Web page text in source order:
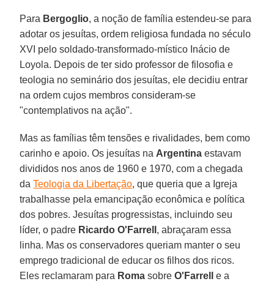
Para Bergoglio, a noção de família estendeu-se para
adotar os jesuítas, ordem religiosa fundada no século
XVI pelo soldado-transformado-místico Inácio de
Loyola. Depois de ter sido professor de filosofia e
teologia no seminário dos jesuítas, ele decidiu entrar
na ordem cujos membros consideram-se
"contemplativos na ação".
Mas as famílias têm tensões e rivalidades, bem como
carinho e apoio. Os jesuítas na Argentina estavam
divididos nos anos de 1960 e 1970, com a chegada
daTeologia da Libertação, que queria que a Igreja
trabalhasse pela emancipação econômica e política
dos pobres. Jesuítas progressistas, incluindo seu
líder, o padre Ricardo O'Farrell , abraçaram essa
linha. Mas os conservadores queriam manter o seu
emprego tradicional de educar os filhos dos ricos.
Eles reclamaram para Roma sobreO'Farrell
e a